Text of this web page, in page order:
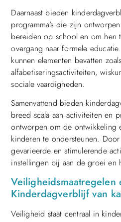
Daarnaast bieden
programma’s die zijn
bereiden op school en om hen
overgang naar formele
kunnen elementen bevatten
alfabetiseringsactiviteiten,
sociale vaardigheden.
Samenvattend bieden
breed scala aan activiteiten en
ontworpen om de ontwikkeling
kinderen te ondersteunen.
gevarieerde en stimulerende
instellingen bij aan de groei en
Veiligheidsmaatregelen
Kinderdagverblijf van
Veiligheid staat centraal in